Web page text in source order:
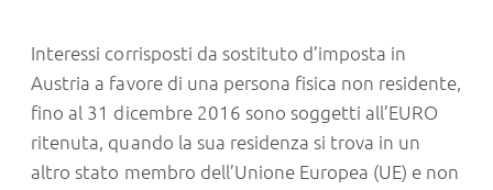
Interessi corrisposti da sostituto d’imposta in
Austria a favore di una persona fisica non residente,
fino al 31 dicembre 2016 sono soggetti all’EURO
ritenuta, quando la sua residenza si trova in un
altro stato membro dell’Unione Europea (UE) e non